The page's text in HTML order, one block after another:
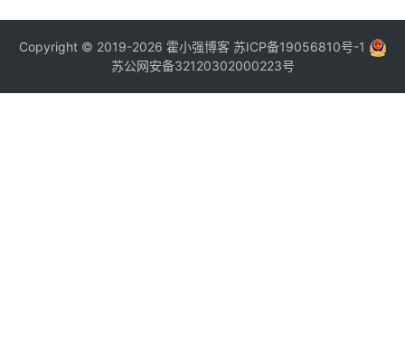
Copyright © 2019-2026 霍小强博客 苏ICP备19056810号-1
苏公网安备32120302000223号